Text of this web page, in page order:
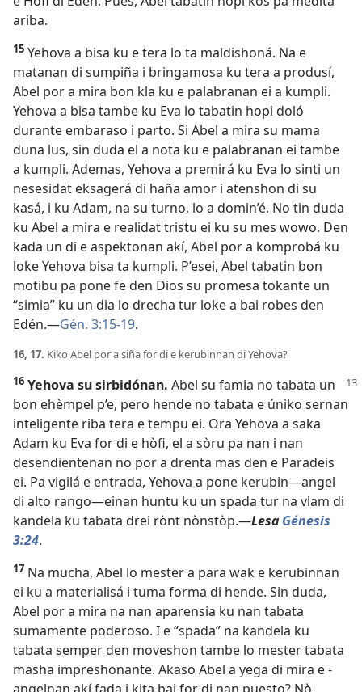
ariba.
15 Yehova a bisa ku e tera lo ta maldishoná. Na e
matanan di sumpiña i bringamosa ku tera a produsí,
Abel por a mira bon kla ku e palabranan ei a kumpli.
Yehova a bisa tambe ku Eva lo tabatin hopi doló
durante embaraso i parto. Si Abel a mira su mama
duna lus, sin duda el a nota ku e palabranan ei tambe
a kumpli. Ademas, Yehova a premirá ku Eva lo sinti un
nesesidat eksagerá di haña amor i atenshon di su
kasá, i ku Adam, na su turno, lo a domin’é. No tin duda
ku Abel a mira e realidat tristu ei ku su mes wowo. Den
kada un di e aspektonan akí, Abel por a komprobá ku
loke Yehova bisa ta kumpli. P’esei, Abel tabatin bon
motibu pa pone fe den Dios su promesa tokante un
“simia” ku un dia lo drecha tur loke a bai robes den
Edén.—Gén. 3:15-19.
16, 17. Kiko Abel por a siña for di e kerubinnan di Yehova?
16 Yehova su sirbidónan. Abel su famia no tabata un
bon ehèmpel p’e, pero hende no tabata e úniko sernan
inteligente riba tera e tempu ei. Ora Yehova a saka
Adam ku Eva for di e hòfi, el a sòru pa nan i nan
desendientenan no por a drenta mas den e Paradeis
ei. Pa vigilá e entrada, Yehova a pone kerubin—angel
di alto rango—einan huntu ku un spada tur na vlam di
kandela ku tabata drei rònt nònstòp.—Lesa Génesis
3:24.
17 Na mucha, Abel lo mester a para wak e kerubinnan
ei ku a materialisá i tuma forma di hende. Sin duda,
Abel por a mira na nan aparensia ku nan tabata
sumamente poderoso. I e ­“spada” na kandela ku
tabata semper den moveshon tambe lo mester tabata
masha impreshonante. Akaso Abel a yega di mira e ­